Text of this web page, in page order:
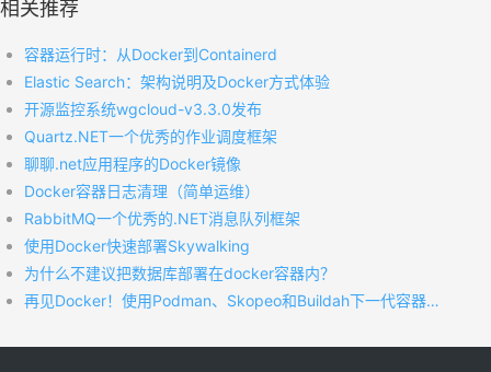
相关推荐
容器运行时：从Docker到Containerd
Elastic Search：架构说明及Docker方式体验
开源监控系统wgcloud-v3.3.0发布
Quartz.NET一个优秀的作业调度框架
聊聊.net应用程序的Docker镜像
Docker容器日志清理（简单运维）
RabbitMQ一个优秀的.NET消息队列框架
使用Docker快速部署Skywalking
为什么不建议把数据库部署在docker容器内？
再见Docker！使用Podman、Skopeo和Buildah下一代容器新架构